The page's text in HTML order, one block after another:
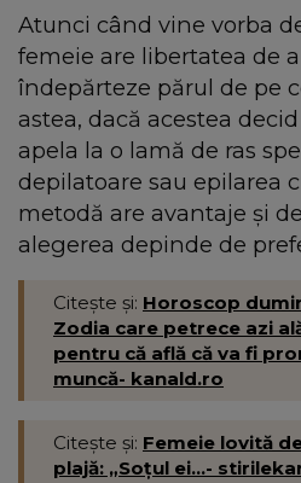
Atunci când vine vorba
femeie are libertatea de
îndepărteze părul de pe
astea, dacă acestea
apela la o lamă de ras
depilatoare sau epilarea
metodă are avantaje și
alegerea depinde de
Citește și: Horoscop
Zodia care petrece azi
pentru că află că va fi
muncă- kanald.ro
Citește și: Femeie lovită
plajă: „Soțul ei...-